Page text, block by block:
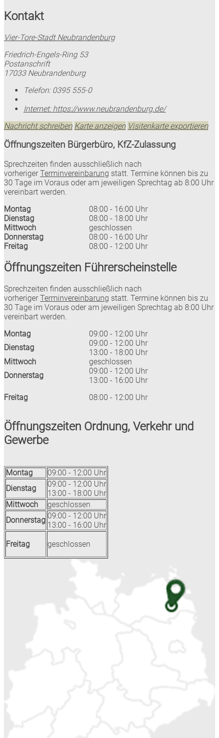
Kontakt
Vier-Tore-Stadt Neubrandenburg
Friedrich-Engels-Ring 53
Postanschrift
17033 Neubrandenburg
Telefon: 0395 555-0
Internet: https://www.neubrandenburg.de/
Nachricht schreiben Karte anzeigen Visitenkarte exportieren
Öffnungszeiten Bürgerbüro, KfZ-Zulassung
Sprechzeiten finden ausschließlich nach
vorheriger Terminvereinbarung statt. Termine können bis zu
30 Tage im Voraus oder am jeweiligen Sprechtag ab 8:00 Uhr
vereinbart werden.
Montag
08:00 - 16:00 Uhr
Dienstag
08:00 - 18:00 Uhr
Mittwoch
geschlossen
Donnerstag
08:00 - 16:00 Uhr
Freitag
08:00 - 12:00 Uhr
Öffnungszeiten Führerscheinstelle
Sprechzeiten finden ausschließlich nach
vorheriger Terminvereinbarung statt. Termine können bis zu
30 Tage im Voraus oder am jeweiligen Sprechtag ab 8:00 Uhr
vereinbart werden.
Montag
09:00 - 12:00 Uhr
Dienstag
09:00 - 12:00 Uhr
13:00 - 18:00 Uhr
Mittwoch
geschlossen
Donnerstag
09:00 - 12:00 Uhr
13:00 - 16:00 Uhr
Freitag
08:00 - 12:00 Uhr
Öffnungszeiten Ordnung, Verkehr und
Gewerbe
Montag
09:00 - 12:00 Uhr
Dienstag
09:00 - 12:00 Uhr
13:00 - 18:00 Uhr
Mittwoch
geschlossen
Donnerstag 09:00 - 12:00 Uhr
13:00 - 16:00 Uhr
Freitag geschlossen